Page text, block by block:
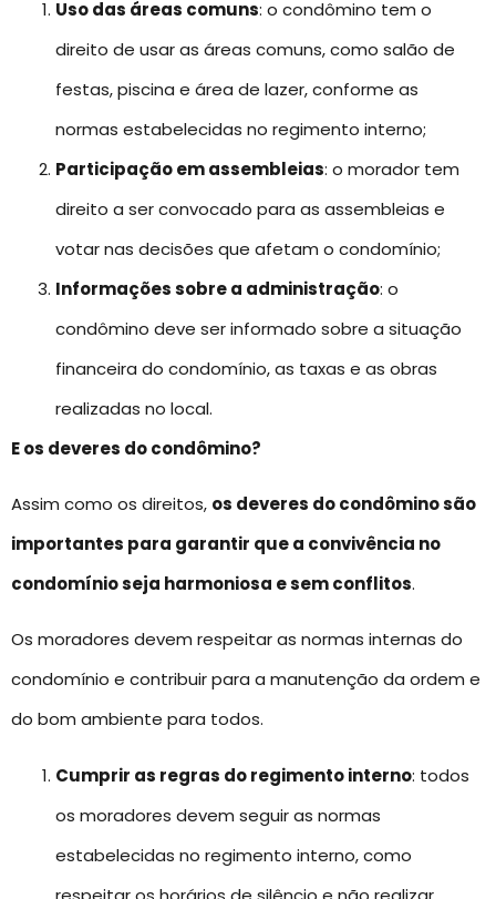
Uso das áreas comuns: o condômino tem o
direito de usar as áreas comuns, como salão de
festas, piscina e área de lazer, conforme as
normas estabelecidas no regimento interno;
Participação em assembleias: o morador tem
direito a ser convocado para as assembleias e
votar nas decisões que afetam o condomínio;
Informações sobre a administração: o
condômino deve ser informado sobre a situação
financeira do condomínio, as taxas e as obras
realizadas no local.
E os deveres do condômino?
Assim como os direitos, os deveres do condôminosão
importantes para garantir que a convivência no
condomínio seja harmoniosa e sem conflitos.
Os moradores devem respeitar as normas internas do
condomínio e contribuir para a manutenção da ordem e
do bom ambiente para todos.
Cumprir as regras do regimento interno: todos
os moradores devem seguir as normas
estabelecidas no regimento interno, como